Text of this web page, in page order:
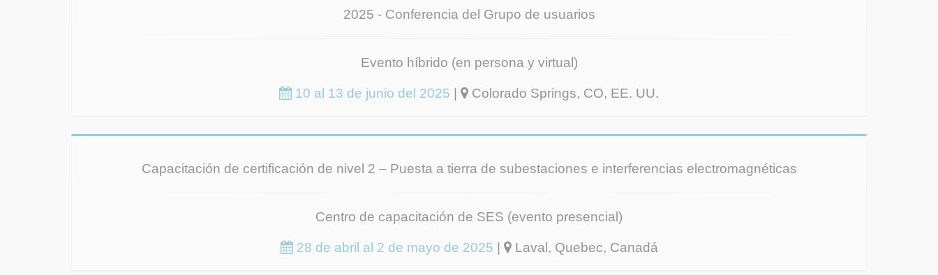
2025 - Conferencia del Grupo de usuarios
Evento híbrido (en persona y virtual)
10 al 13 de junio del 2025 | Colorado Springs, CO, EE. UU.
Capacitación de certificación de nivel 2 – Puesta a tierra de subestaciones e interferencias electromagnéticas
Centro de capacitación de SES (evento presencial)
28 de abril al 2 de mayo de 2025 | Laval, Quebec, Canadá